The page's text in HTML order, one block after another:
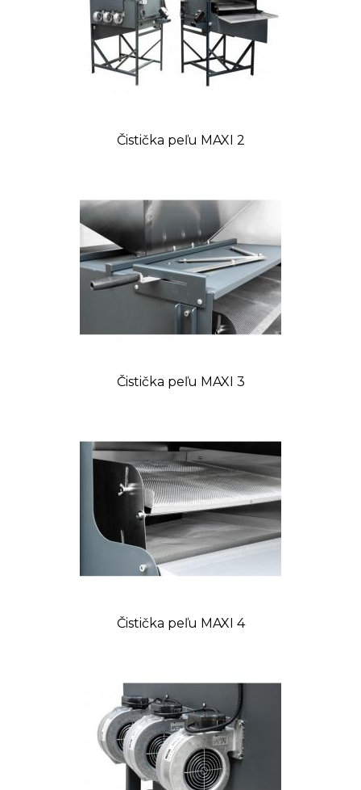
Čistička peľu MAXI 2
Čistička peľu MAXI 3
Čistička peľu MAXI 4